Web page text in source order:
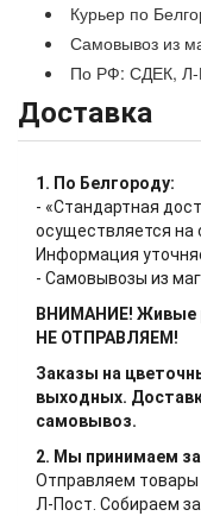
Курьер по
Самовывоз из
По РФ: СДЕК, Л-
Доставка
1. По Белгороду:
- «Стандартная
осуществляется на
Информация
- Самовывозы из
ВНИМАНИЕ! Живые
НЕ ОТПРАВЛЯЕМ!
Заказы на
выходных.
самовывоз.
2. Мы принимаем
Отправляем товары
Л-Пост. Собираем